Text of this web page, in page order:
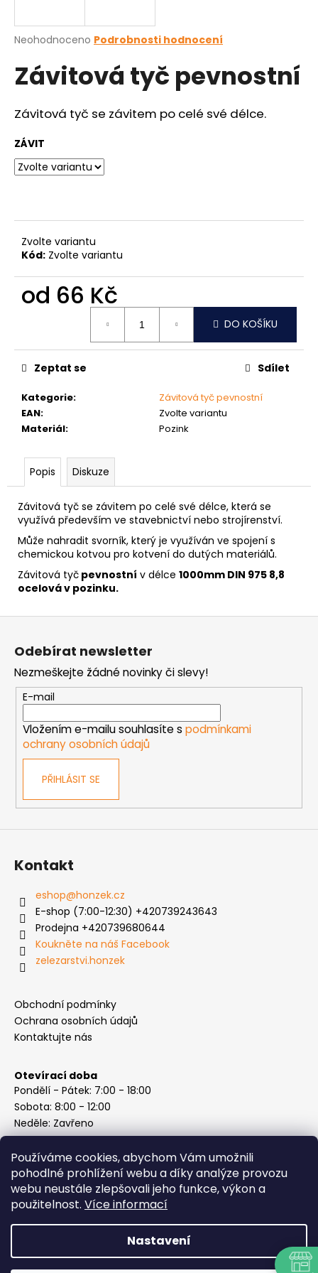
Používáme cookies, abychom Vám umožnili
pohodlné prohlížení webu a díky analýze provozu
webu neustále zlepšovali jeho funkce, výkon a
použitelnost. Více informací
Nastavení
Průměrné
produktu
je
z
5
hvězdiček.
Neohodnoceno Podrobnosti hodnocení
Závitová tyč pevnostní
Závitová tyč se závitem po celé své délce.
ZÁVIT
Zvolte variantu
Kód: Zvolte variantu
od 66 Kč
DO KOŠÍKU
Kategorie:
Závitová tyč pevnostní
EAN:
Zvolte variantu
Materiál: Pozink
Zeptat se Sdílet
Popis Diskuze
Závitová tyč se závitem po celé své délce, která se
využívá především ve stavebnictví nebo strojírenství.
Může nahradit svorník, který je využíván ve spojení s
chemickou kotvou pro kotvení do dutých materiálů.
Závitová tyč pevnostní v délce 1000mm DIN 975 8,8
ocelová v pozinku.
j
t
?
D
o
p
o
u
j
e
e
PRŮMĚR
NÝTU
6MM
AL/ST
1,50
Kč
Z
Odebírat newsletter
Nezmeškejte žádné novinky či slevy!
E-mail
Vložením e-mailu souhlasíte s podmínkami
ochrany osobních údajů
PŘIHLÁSIT SE
Kontakt
eshop@honzek.cz
E-shop (7:00-12:30) +420739243643
Prodejna +420739680644
Koukněte na náš Facebook
zelezarstvi.honzek
Obchodní podmínky
Ochrana osobních údajů
Kontaktujte nás
Otevírací doba
Pondělí - Pátek: 7:00 - 18:00
Sobota: 8:00 - 12:00
Neděle: Zavřeno
Instagram